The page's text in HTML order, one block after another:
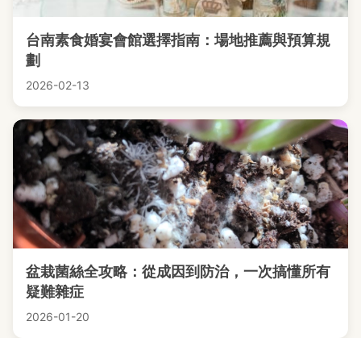
台南素食婚宴會館選擇指南：場地推薦與預算規
劃
2026-02-13
盆栽菌絲全攻略：從成因到防治，一次搞懂所有
疑難雜症
2026-01-20